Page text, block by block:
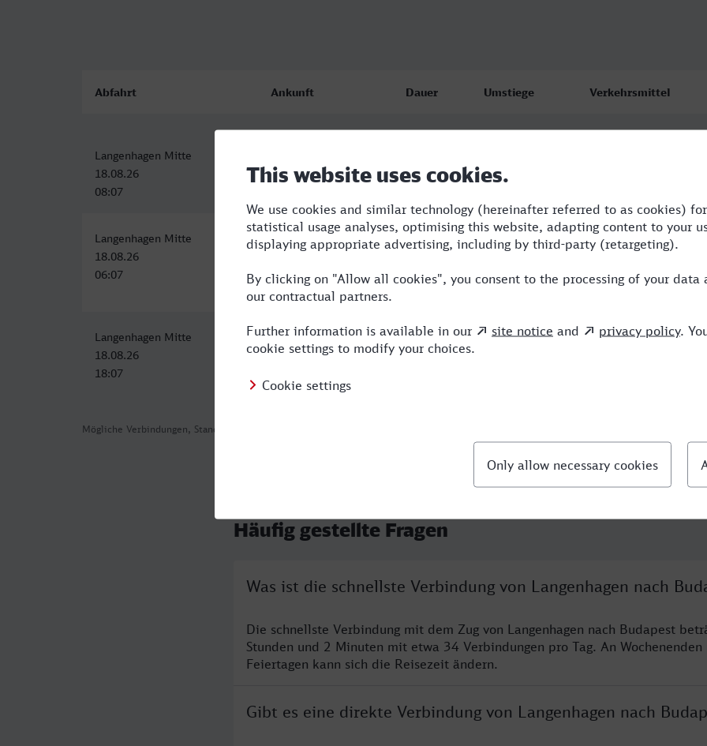
Mögliche Verbindungen, Stand: 2026-08-04 03:07
Abfahrt Ankunft Dauer Umstiege Verkehrsmittel
Langenhagen Mitte
18.08.26
08:07
18.08.26
Langenhagen Mitte
18.08.26
06:07
Budapest-Déli
18:19
12:12 RJX,R,RE,ICE
Langenhagen Mitte
18.08.26
18:07
Budapest-Déli
19.08.26
16:12 5 RJX,R,RE,BRB,ICE
Häufig gestellte Fragen
Was ist die schnellste Verbindung von Langenhagen nach
Die schnellste Verbindung mit dem Zug von Langenhagen nach Budapest
Stunden und 2 Minuten mit etwa 34 Verbindungen pro Tag. An Wochenenden
Feiertagen kann sich die Reisezeit ändern.
Gibt es eine direkte Verbindung von Langenhagen nach